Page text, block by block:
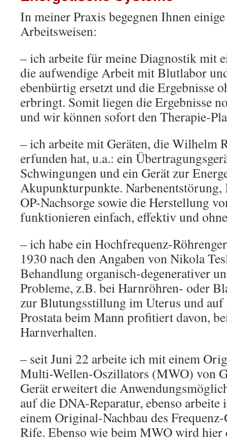
In meiner Praxis begegnen Ihnen
Arbeitsweisen:
– ich arbeite für meine Diagnostik mit
die aufwendige Arbeit mit Blutlabor
ebenbürtig ersetzt und die Ergebnisse
erbringt. Somit liegen die Ergebnisse
und wir können sofort den Therapie-
– ich arbeite mit Geräten, die Wilhelm
erfunden hat, u.a.: ein
Schwingungen und ein Gerät zur
Akupunkturpunkte.
OP-Nachsorge sowie die Herstellung
funktionieren einfach, effektiv und
– ich habe ein Hochfrequenz-
1930 nach den Angaben von Nikola
Behandlung organisch-degenerativer
Probleme, z.B. bei Harnröhren- oder
zur Blutungsstillung im Uterus und auf
Prostata beim Mann profitiert davon,
Harnverhalten.
– seit Juni 22 arbeite ich mit einem
Multi-Wellen-Oszillators (MWO) von
Gerät erweitert die
auf die DNA-Reparatur, ebenso
einem Original-Nachbau des
Rife. Ebenso wie beim MWO wird